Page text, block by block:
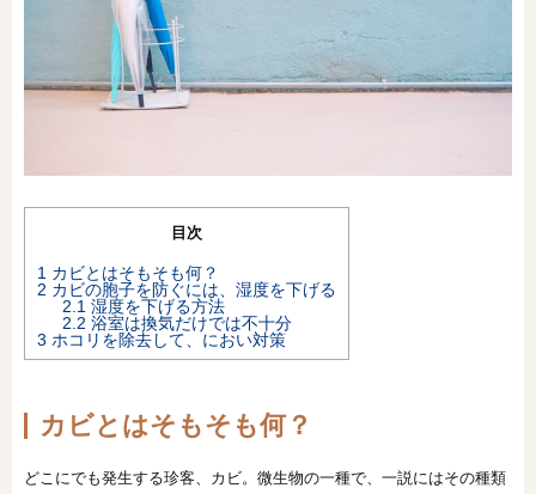
オンライン相談会
目次
1 カビとはそもそも何？
2 カビの胞子を防ぐには、湿度を下げる
2.1 湿度を下げる方法
2.2 浴室は換気だけでは不十分
3 ホコリを除去して、におい対策
カビとはそもそも何？
どこにでも発生する珍客、カビ。微生物の一種で、一説にはその種類